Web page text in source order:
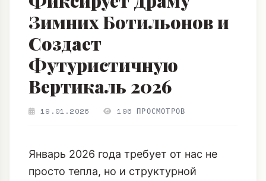
Зимних Ботильонов и
Создает
Футуристичную
Вертикаль 2026
19.01.2026 196 ПРОСМОТРОВ
Январь 2026 года требует от нас не
просто тепла, но и структурной